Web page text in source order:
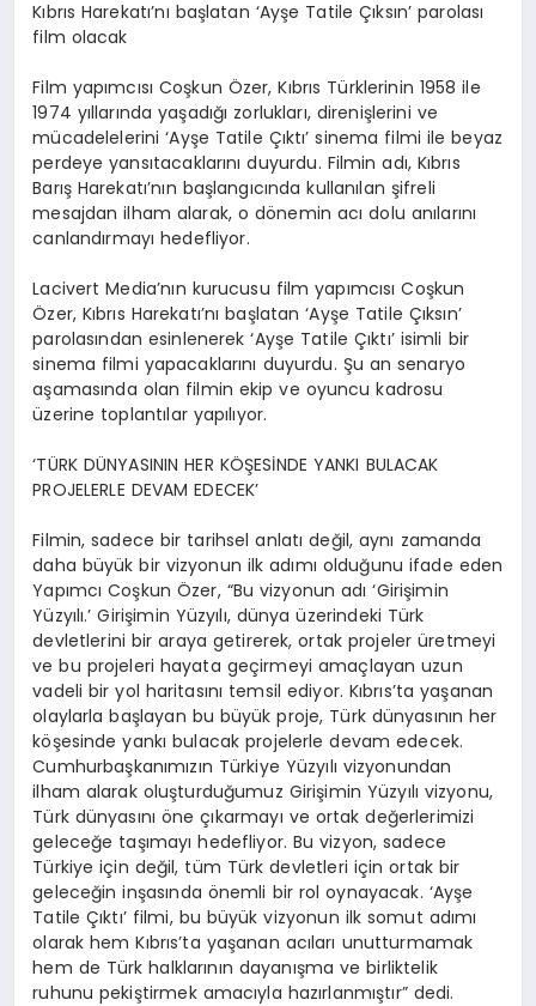
Kıbrıs Harekatı’nı başlatan ‘Ayşe Tatile Çıksın’ parolası
film olacak
Film yapımcısı Coşkun Özer, Kıbrıs Türklerinin 1958 ile
1974 yıllarında yaşadığı zorlukları, direnişlerini ve
mücadelelerini ‘Ayşe Tatile Çıktı’ sinema filmi ile beyaz
perdeye yansıtacaklarını duyurdu. Filmin adı, Kıbrıs
Barış Harekatı’nın başlangıcında kullanılan şifreli
mesajdan ilham alarak, o dönemin acı dolu anılarını
canlandırmayı hedefliyor.
Lacivert Media’nın kurucusu film yapımcısı Coşkun
Özer, Kıbrıs Harekatı’nı başlatan ‘Ayşe Tatile Çıksın’
parolasından esinlenerek ‘Ayşe Tatile Çıktı’ isimli bir
sinema filmi yapacaklarını duyurdu. Şu an senaryo
aşamasında olan filmin ekip ve oyuncu kadrosu
üzerine toplantılar yapılıyor.
‘TÜRK DÜNYASININ HER KÖŞESİNDE YANKI BULACAK
PROJELERLE DEVAM EDECEK’
Filmin, sadece bir tarihsel anlatı değil, aynı zamanda
daha büyük bir vizyonun ilk adımı olduğunu ifade eden
Yapımcı Coşkun Özer, “Bu vizyonun adı ‘Girişimin
Yüzyılı.’ Girişimin Yüzyılı, dünya üzerindeki Türk
devletlerini bir araya getirerek, ortak projeler üretmeyi
ve bu projeleri hayata geçirmeyi amaçlayan uzun
vadeli bir yol haritasını temsil ediyor. Kıbrıs’ta yaşanan
olaylarla başlayan bu büyük proje, Türk dünyasının her
köşesinde yankı bulacak projelerle devam edecek.
Cumhurbaşkanımızın Türkiye Yüzyılı vizyonundan
ilham alarak oluşturduğumuz Girişimin Yüzyılı vizyonu,
Türk dünyasını öne çıkarmayı ve ortak değerlerimizi
geleceğe taşımayı hedefliyor. Bu vizyon, sadece
Türkiye için değil, tüm Türk devletleri için ortak bir
geleceğin inşasında önemli bir rol oynayacak. ‘Ayşe
Tatile Çıktı’ filmi, bu büyük vizyonun ilk somut adımı
olarak hem Kıbrıs’ta yaşanan acıları unutturmamak
hem de Türk halklarının dayanışma ve birliktelik
ruhunu pekiştirmek amacıyla hazırlanmıştır” dedi.